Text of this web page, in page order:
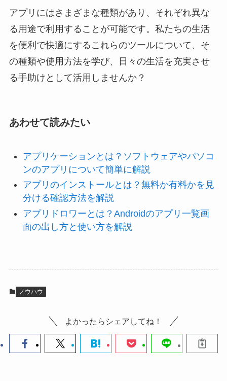
アプリにはさまざまな種類があり、それぞれ異な
る用途で利用することが可能です。私たちの生活
を便利で快適にするこれらのツールについて、そ
の種類や使用方法を学び、日々の生活を充実させ
る手助けとして活用しませんか？
あわせて読みたい
アプリケーションとは？ソフトウェアやパソコ
ンのアプリについて簡単に解説
アプリのインストールとは？無料か有料かを見
分ける確認方法を解説
アプリドロワーとは？Androidのアプリ一覧画
面の出し方と使い方を解説
ノウハウ
よかったらシェアしてね！